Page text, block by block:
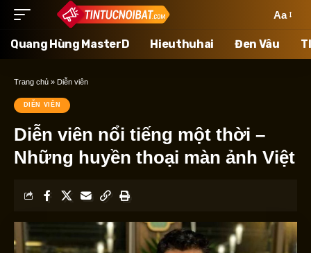
Aa
Quang Hùng MasterD Hieuthuhai Đen Vâu
Trang chủ » Diễn viên
DIỄN VIÊN
Diễn viên nổi tiếng một thời –
Những huyền thoại màn ảnh Việt